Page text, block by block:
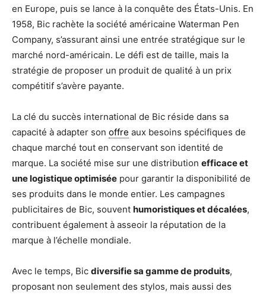
en Europe, puis se lance à la conquête des États-Unis. En
1958, Bic rachète la société américaine Waterman Pen
Company, s’assurant ainsi une entrée stratégique sur le
marché nord-américain. Le défi est de taille, mais la
stratégie de proposer un produit de qualité à un prix
compétitif s’avère payante.
La clé du succès international de Bic réside dans sa
capacité à adapter son offre aux besoins spécifiques de
chaque marché tout en conservant son identité de
marque. La société mise sur une distribution efficace et
une logistique optimisée pour garantir la disponibilité de
ses produits dans le monde entier. Les campagnes
publicitaires de Bic, souvent humoristiques et décalées,
contribuent également à asseoir la réputation de la
marque à l’échelle mondiale.
Avec le temps, Bic diversifie sa gamme de produits,
proposant non seulement des stylos, mais aussi des